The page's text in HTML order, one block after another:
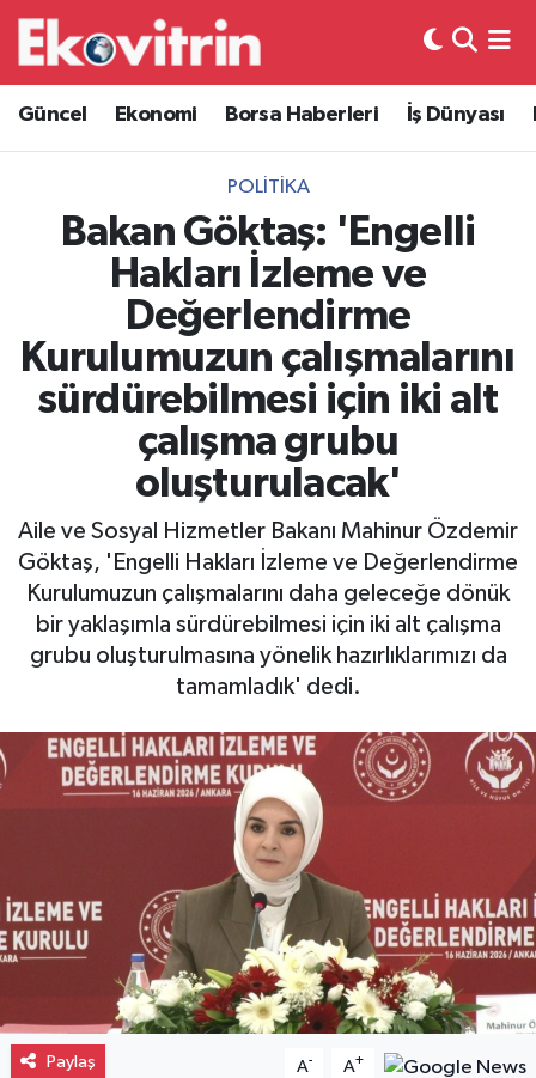
Güncel Ekonomi Borsa Haberleri İş Dünyası
POLITIKA
Bakan Göktaş: 'Engelli
Hakları İzleme ve
Değerlendirme
Kurulumuzun çalışmalarını
sürdürebilmesi için iki alt
çalışma grubu
oluşturulacak'
Aile ve Sosyal Hizmetler Bakanı Mahinur Özdemir
Göktaş, 'Engelli Hakları İzleme ve Değerlendirme
Kurulumuzun çalışmalarını daha geleceğe dönük
bir yaklaşımla sürdürebilmesi için iki alt çalışma
grubu oluşturulmasına yönelik hazırlıklarımızı da
tamamladık' dedi.
Paylaş A- A+
Güncel
Ekonomi
Borsa Haberleri
İş Dünyası
Lojistik
Otovitrin
Magazin
Gayrimenkul
Spor
Hava Durumu
Trafik Durumu
Süper Lig Puan Durumu ve Fikstür
Tüm Manşetler
Son Dakika Haberleri
Haber Arşivi